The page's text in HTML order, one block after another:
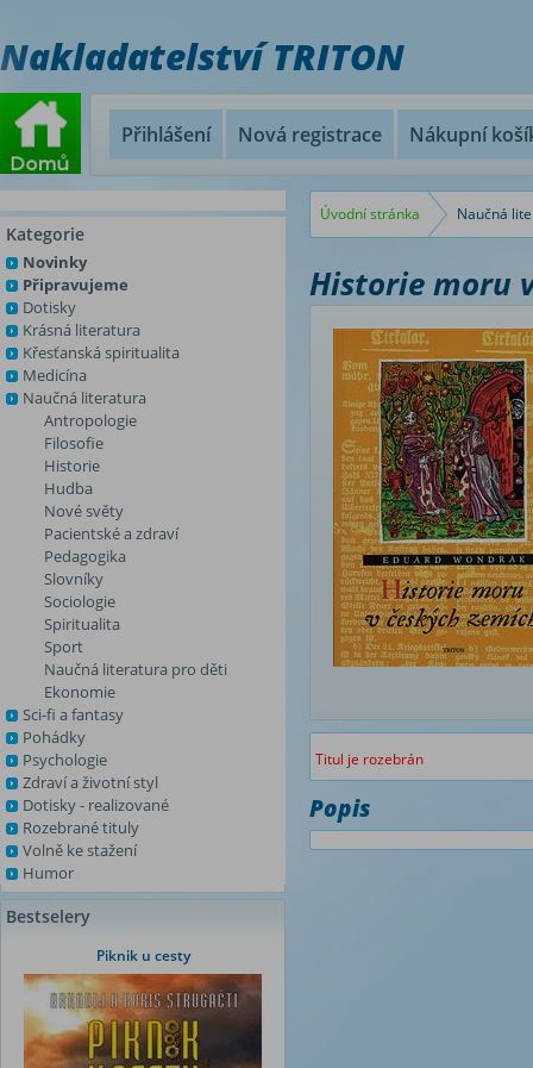
Nakladatelství TRITON
Přihlášení Nová registrace Nákupní
Kategorie
Novinky
Připravujeme
Dotisky
Krásná literatura
Křesťanská spiritualita
Medicína
Naučná literatura
Antropologie
Filosofie
Historie
Hudba
Nové světy
Pacientské a zdraví
Pedagogika
Slovníky
Sociologie
Spiritualita
Sport
Naučná literatura pro děti
Ekonomie
Sci-fi a fantasy
Pohádky
Psychologie
Zdraví a životní styl
Dotisky - realizované
Rozebrané tituly
Volně ke stažení
Humor
Bestselery
Piknik u cesty
Úvodní stránka Naučná
Historie moru
Titul je rozebrán
Popis